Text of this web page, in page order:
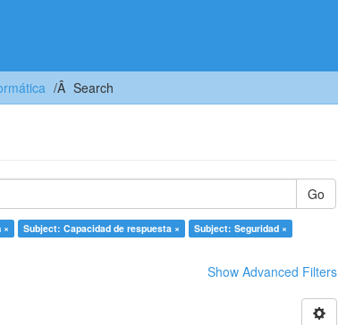
Search
Go
× Subject: Capacidad de respuesta ×
Subject: Seguridad ×
Show Advanced Filters